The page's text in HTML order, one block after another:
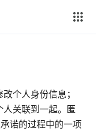
个人身份信息；
关联到一起。匿
诺的过程中的一项